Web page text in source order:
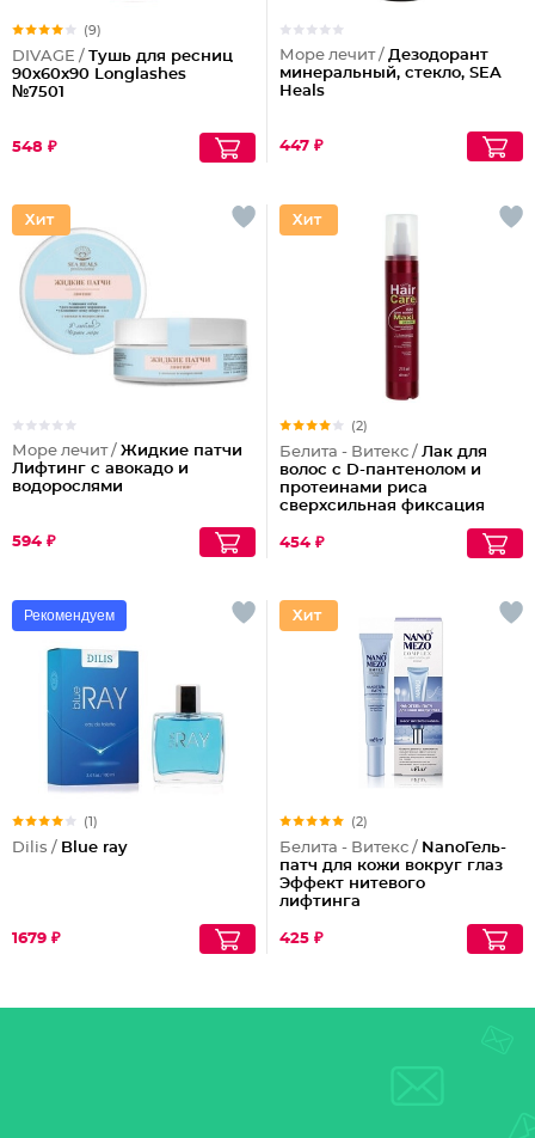
(9)
DIVAGE / Тушь для ресниц
90x60x90 Longlashes
№7501
548 ₽
Море лечит / Дезодорант
минеральный, стекло, SEA
Heals
447 ₽
Море лечит / Жидкие патчи
Лифтинг с авокадо и
водорослями
594 ₽
(2)
Белита - Витекс / Лак для
волос с D-пантенолом и
протеинами риса
сверхсильная фиксация
454 ₽
Рекомендуем
(1)
Dilis / Blue ray
1679 ₽
(2)
Белита - Витекс / NanoГель-
патч для кожи вокруг глаз
Эффект нитевого
лифтинга
425 ₽